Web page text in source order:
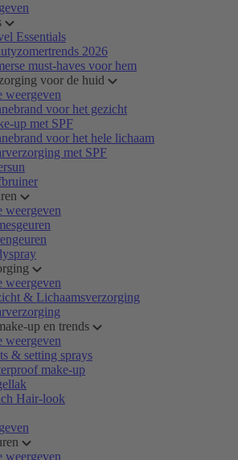
Essentials
2026
must-haves voor hem
voor de huid
weergeven
voor het gezicht
up met SPF
voor het hele lichaam
met SPF
weergeven
weergeven
& Lichaamsverzorging
up en trends
weergeven
& setting sprays
make-up
Hair-look
weergeven